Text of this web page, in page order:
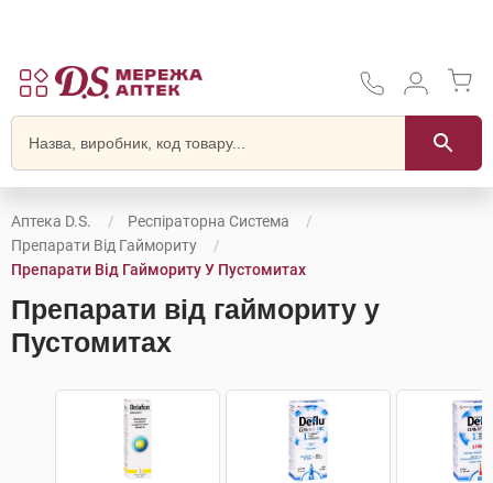
Аптека D.S.
Респіраторна Система
Препарати Від Гаймориту
Препарати Від Гаймориту У Пустомитах
Препарати від гаймориту у
Пустомитах